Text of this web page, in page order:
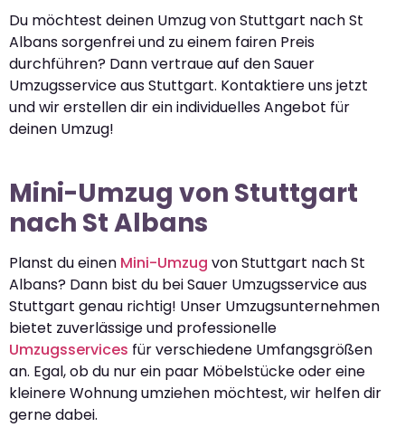
Du möchtest deinen Umzug von Stuttgart nach St
Albans sorgenfrei und zu einem fairen Preis
durchführen? Dann vertraue auf den Sauer
Umzugsservice aus Stuttgart. Kontaktiere uns jetzt
und wir erstellen dir ein individuelles Angebot für
deinen Umzug!
Mini-Umzug von Stuttgart
nach St Albans
Planst du einen Mini-Umzug von Stuttgart nach St
Albans? Dann bist du bei Sauer Umzugsservice aus
Stuttgart genau richtig! Unser Umzugsunternehmen
bietet zuverlässige und professionelle
Umzugsservices für verschiedene Umfangsgrößen
an. Egal, ob du nur ein paar Möbelstücke oder eine
kleinere Wohnung umziehen möchtest, wir helfen dir
gerne dabei.